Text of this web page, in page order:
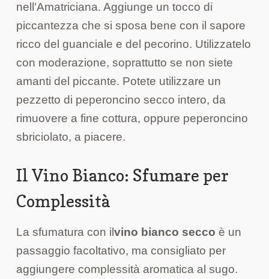
nell'Amatriciana. Aggiunge un tocco di
piccantezza che si sposa bene con il sapore
ricco del guanciale e del pecorino. Utilizzatelo
con moderazione, soprattutto se non siete
amanti del piccante. Potete utilizzare un
pezzetto di peperoncino secco intero, da
rimuovere a fine cottura, oppure peperoncino
sbriciolato, a piacere.
Il Vino Bianco: Sfumare per
Complessità
La sfumatura con ilvino bianco secco è un
passaggio facoltativo, ma consigliato per
aggiungere complessità aromatica al sugo.